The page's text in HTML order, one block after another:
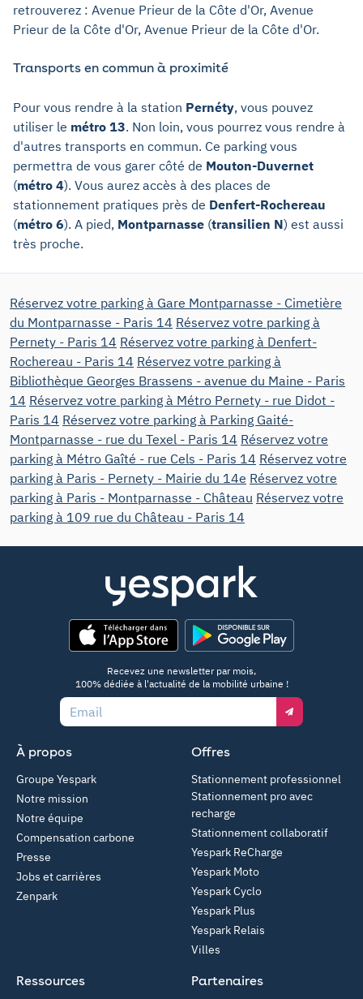
retrouverez : Avenue Prieur de la Côte d'Or, Avenue
Prieur de la Côte d'Or, Avenue Prieur de la Côte d'Or.
Transports en commun à proximité
Pour vous rendre à la station Pernéty, vous pouvez
utiliser le métro 13. Non loin, vous pourrez vous rendre à
d'autres transports en commun. Ce parking vous
permettra de vous garer côté de Mouton-Duvernet
(métro 4). Vous aurez accès à des places de
stationnement pratiques près de Denfert-Rochereau
(métro 6). A pied, Montparnasse (transilien N) est aussi
très proche.
Réservez votre parking à Gare Montparnasse - Cimetière
du Montparnasse - Paris 14 Réservez votre parking à
Pernety - Paris 14 Réservez votre parking à Denfert-
Rochereau - Paris 14 Réservez votre parking à
Bibliothèque Georges Brassens - avenue du Maine - Paris
14 Réservez votre parking à Métro Pernety - rue Didot -
Paris 14 Réservez votre parking à Parking Gaité-
Montparnasse - rue du Texel - Paris 14 Réservez votre
parking à Métro Gaîté - rue Cels - Paris 14 Réservez votre
parking à Paris - Pernety - Mairie du 14e Réservez votre
parking à Paris - Montparnasse - Château Réservez votre
parking à 109 rue du Château - Paris 14
Recevez une newsletter par mois,
100% dédiée à l'actualité de la mobilité urbaine !
À propos
Groupe Yespark
Notre mission
Notre équipe
Compensation carbone
Presse
Jobs et carrières
Zenpark
Offres
Stationnement professionnel
Stationnement pro avec
recharge
Stationnement collaboratif
Yespark ReCharge
Yespark Moto
Yespark Cyclo
Yespark Plus
Yespark Relais
Villes
Partenaires
Ressources